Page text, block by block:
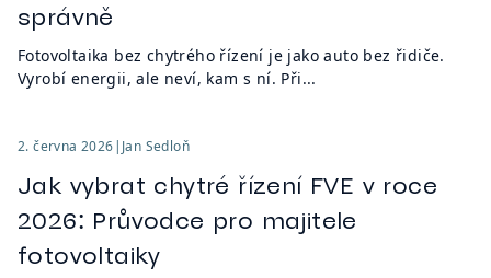
správně
Fotovoltaika bez chytrého řízení je jako auto bez řidiče.
Vyrobí energii, ale neví, kam s ní. Při...
2. června 2026| Jan Sedloň
Jak vybrat chytré řízení FVE v roce
2026: Průvodce pro majitele
fotovoltaiky